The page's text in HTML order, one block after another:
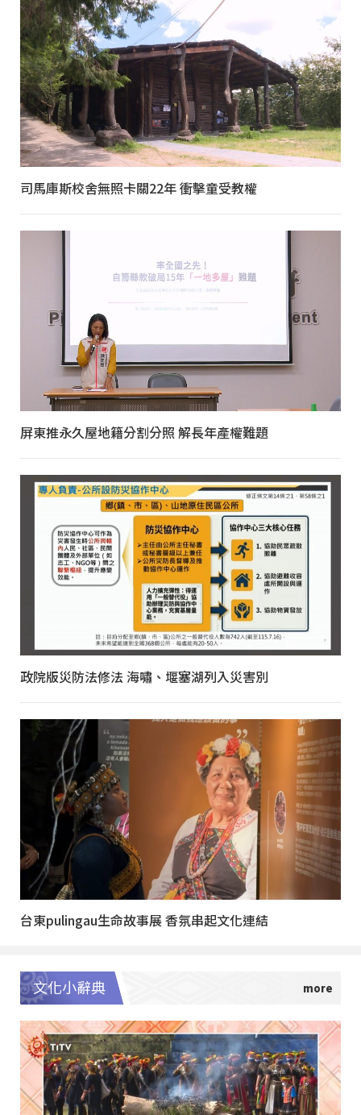
司馬庫斯校舍無照卡關22年 衝擊童受教權
屏東推永久屋地籍分割分照 解長年產權難題
政院版災防法修法 海嘯、堰塞湖列入災害別
台東pulingau生命故事展 香氛串起文化連結
文化小辭典